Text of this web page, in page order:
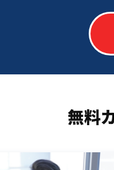
無料